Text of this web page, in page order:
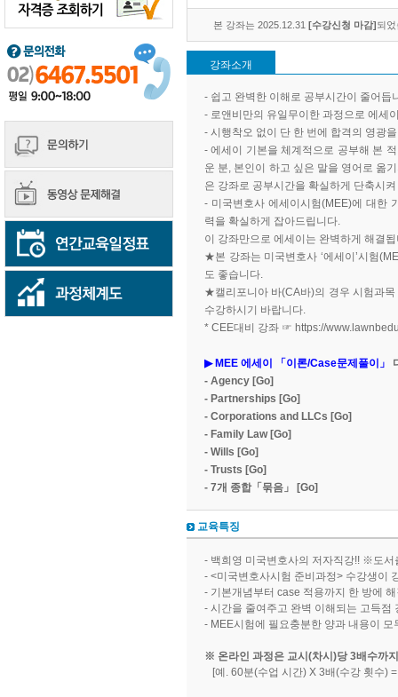
본 강좌는 2025.12.31 [수강신청 마감]되
강좌소개
- 쉽고 완벽한 이해로 공부시간이 줄어듭
​- 로앤비만의 유일무이한 과정으로 에세
- 시행착오 없이 단 한 번에 합격의 영광
- 에세이 기본을 체계적으로 공부해 본
운 분, 본인이 하고 싶은 말을 영어로 옮
은 강좌로 공부시간을 확실하게 단축시
- 미국변호사 에세이시험(MEE)에 대한
력을 확실하게 잡아드립니다.
이 강좌만으로 에세이는 완벽하게 해결
★본 강좌는 미국변호사 ‘에세이’시험
도 좋습니다.
★캘리포니아 바(CA바)의 경우 시험과목
수강하시기 바랍니다.
​* CEE대비 강좌 ☞ https://
▶ MEE 에세이 「이론/Case문제풀이」
- Agency [Go]
- Partnerships [Go]
- Corporations and LLCs [Go]
- Family Law [Go]
- Wills [Go]
- Trusts [Go]
​- 7개 종합「묶음」
[Go]
교육특징
- 백희영 미국변호사의 저자직강!! ※도
- <미국변호사시험 준비과정> 수강생이
- 기본개념부터 case 적용까지 한 방에
- 시간을 줄여주고 완벽 이해되는 고득점
- MEE시험에 필요충분한 양과 내용이
​※ 온라인 과정은 교시(차시)당 3배수까
[예. 60분(수업 시간) X 3배(수강 횟수)